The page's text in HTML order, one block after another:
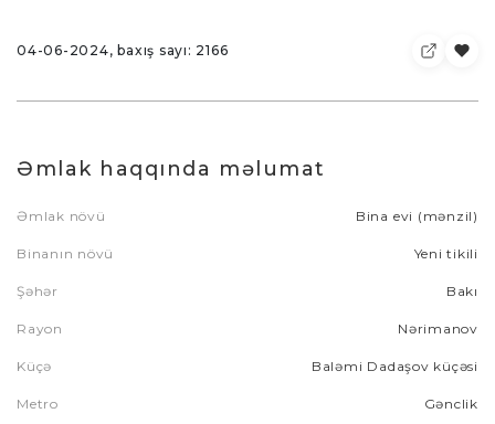
04-06-2024, baxış sayı: 2166
Əmlak haqqında məlumat
Əmlak növü Bina evi (mənzil)
Binanın növü Yeni tikili
Şəhər Bakı
Rayon Nərimanov
Küçə Baləmi Dadaşov küçəsi
Metro Gənclik